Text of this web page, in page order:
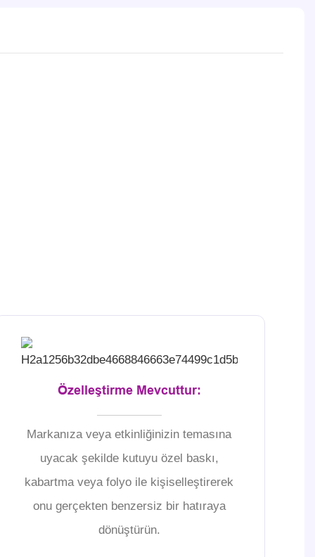
Özelleştirme Mevcuttur:
Markanıza veya etkinliğinizin temasına
uyacak şekilde kutuyu özel baskı,
kabartma veya folyo ile kişiselleştirerek
onu gerçekten benzersiz bir hatıraya
dönüştürün.